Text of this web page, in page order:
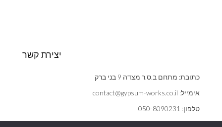
יצירת קשר
כתובת: מתחם ב.ס.ר מצדה 9 בני ברק
אימייל: contact@gypsum-works.co.il
טלפון: 050-8090231